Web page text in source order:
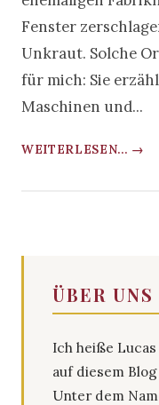
Fenster
Unkraut. Solche
für mich: Sie
Maschinen und...
WEITERLESEN... →
ÜBER UNS
Ich heiße
auf diesem
Unter dem